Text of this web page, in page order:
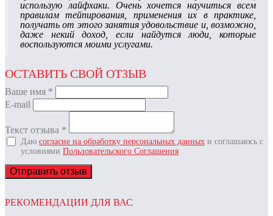
использую лайфхаки. Очень хочется научиться всем
правилам тейпирования, применения их в практике,
получать от этого занятия удовольствие и, возможно,
даже некий доход, если найдутся люди, которые
воспользуются моими услугами.
ОСТАВИТЬ СВОЙ ОТЗЫВ
Ваше имя *
E-mail
Текст отзыва *
Даю согласие на обработку персональных данных и соглашаюсь с
условиями Пользовательского Соглашения
Отправить отзыв
РЕКОМЕНДАЦИИ ДЛЯ ВАС